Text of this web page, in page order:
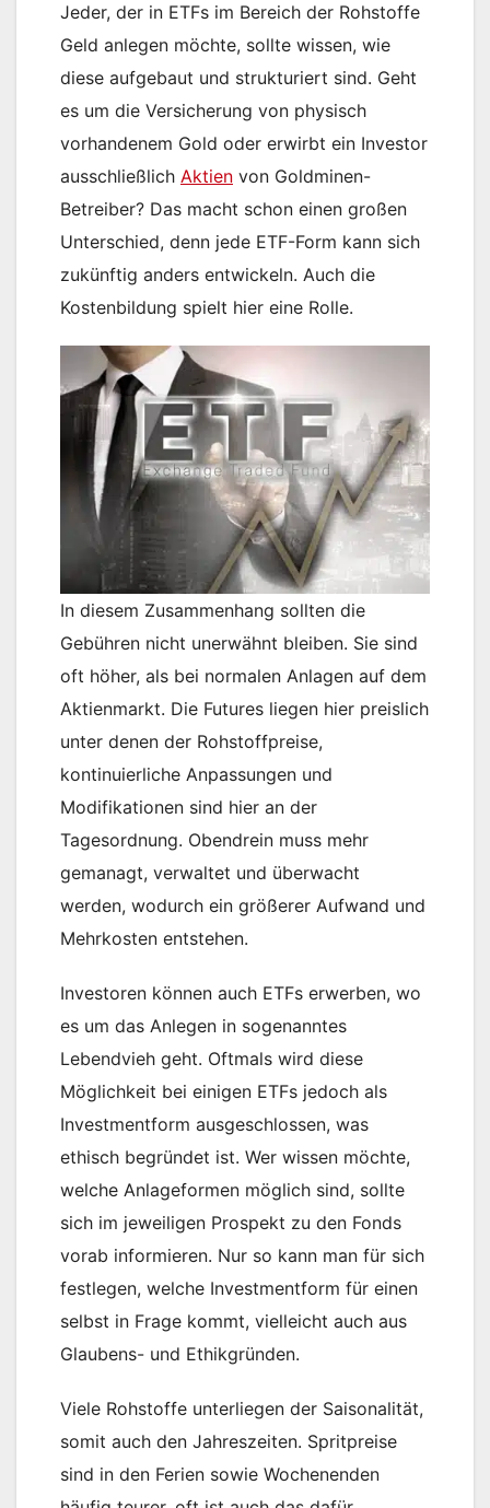
Jeder, der in ETFs im Bereich der Rohstoffe
Geld anlegen möchte, sollte wissen, wie
diese aufgebaut und strukturiert sind. Geht
es um die Versicherung von physisch
vorhandenem Gold oder erwirbt ein Investor
ausschließlich Aktien von Goldminen-
Betreiber? Das macht schon einen großen
Unterschied, denn jede ETF-Form kann sich
zukünftig anders entwickeln. Auch die
Kostenbildung spielt hier eine Rolle.
In diesem Zusammenhang sollten die
Gebühren nicht unerwähnt bleiben. Sie sind
oft höher, als bei normalen Anlagen auf dem
Aktienmarkt. Die Futures liegen hier preislich
unter denen der Rohstoffpreise,
kontinuierliche Anpassungen und
Modifikationen sind hier an der
Tagesordnung. Obendrein muss mehr
gemanagt, verwaltet und überwacht
werden, wodurch ein größerer Aufwand und
Mehrkosten entstehen.
Investoren können auch ETFs erwerben, wo
es um das Anlegen in sogenanntes
Lebendvieh geht. Oftmals wird diese
Möglichkeit bei einigen ETFs jedoch als
Investmentform ausgeschlossen, was
ethisch begründet ist. Wer wissen möchte,
welche Anlageformen möglich sind, sollte
sich im jeweiligen Prospekt zu den Fonds
vorab informieren. Nur so kann man für sich
festlegen, welche Investmentform für einen
selbst in Frage kommt, vielleicht auch aus
Glaubens- und Ethikgründen.
Viele Rohstoffe unterliegen der Saisonalität,
somit auch den Jahreszeiten. Spritpreise
sind in den Ferien sowie Wochenenden